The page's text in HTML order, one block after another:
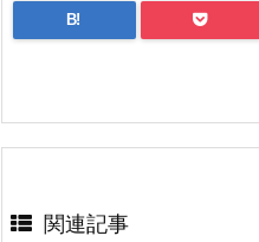
B!
関連記事